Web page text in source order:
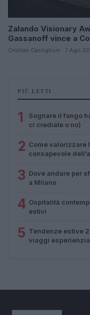
Zalando Visionary
Gassanoff vince a
Cristian Castiglioni · 7 Ago
PIÙ LETTI
1
Sognare il fango
ci crediate o no)
2 Come valorizzare
consapevole
3 Dove andare per
a Milano
4 Ospitalità
estivi
5 Tendenze estive
viaggi